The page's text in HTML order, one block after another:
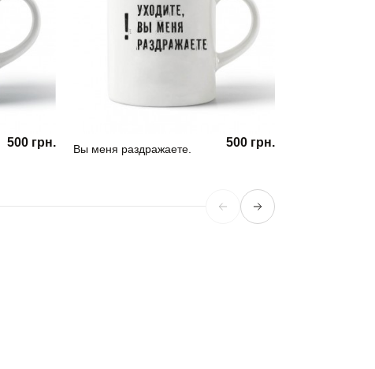
500 грн. Вы меня раздражаете. 500 грн.